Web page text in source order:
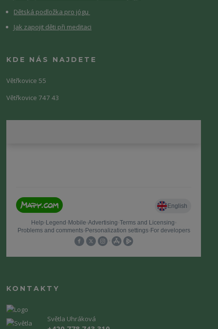
Dětská podložka pro jógu
Jak zapojit děti při meditaci
KDE NÁS NAJDETE
Větřkovice 55
Větřkovice 747 43
KONTAKTY
Světla Uhráková